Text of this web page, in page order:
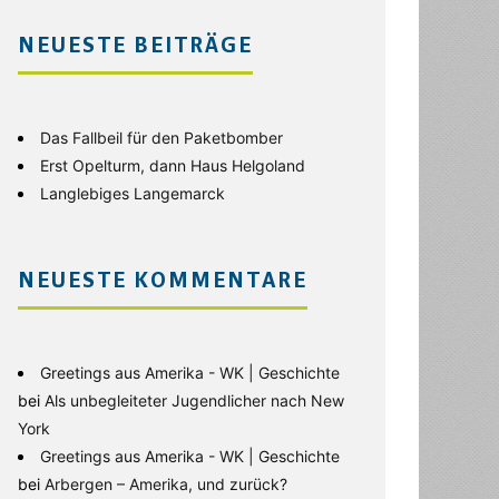
NEUESTE BEITRÄGE
Das Fallbeil für den Paketbomber
Erst Opelturm, dann Haus Helgoland
Langlebiges Langemarck
NEUESTE KOMMENTARE
Greetings aus Amerika - WK | Geschichte
bei Als unbegleiteter Jugendlicher nach New
York
Greetings aus Amerika - WK | Geschichte
bei Arbergen – Amerika, und zurück?